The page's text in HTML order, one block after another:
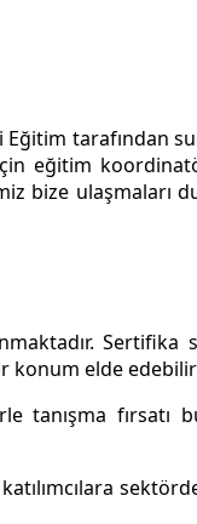
tarafından
bize ulaşmaları
Sertifika
konum elde
tanışma fırsatı